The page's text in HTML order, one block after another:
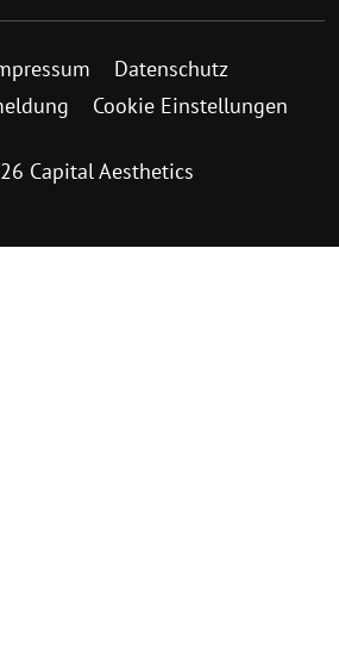
Capital Aesthetics
Datenschutz
Cookie Einstellungen